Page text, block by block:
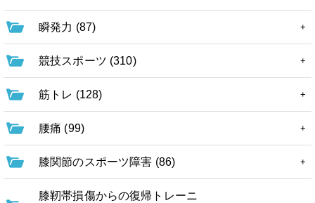
瞬発力 (87)
競技スポーツ (310)
筋トレ (128)
腰痛 (99)
膝関節のスポーツ障害 (86)
膝靭帯損傷からの復帰トレーニ